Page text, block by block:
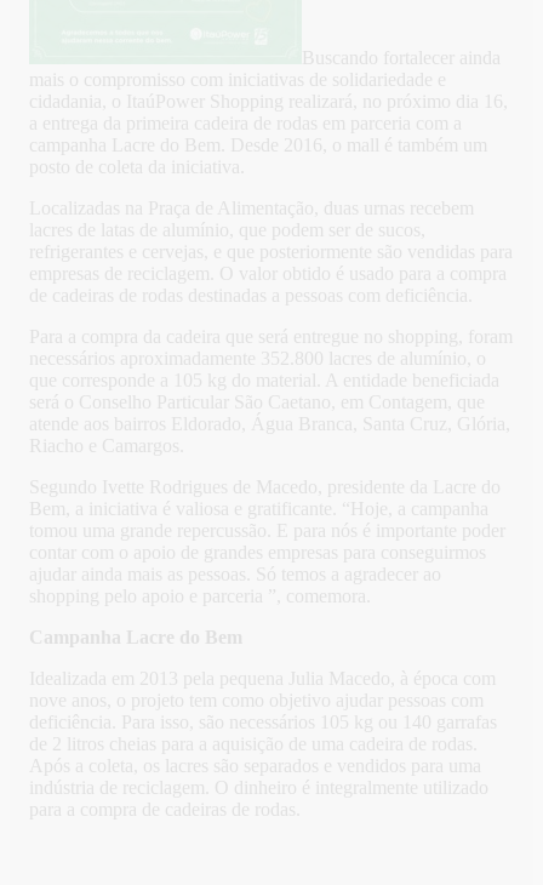
Buscando fortalecer ainda
mais o compromisso com iniciativas de solidariedade e
cidadania, o ItaúPower Shopping realizará, no próximo dia 16,
a entrega da primeira cadeira de rodas em parceria com a
campanha Lacre do Bem. Desde 2016, o mall é também um
posto de coleta da iniciativa.
Localizadas na Praça de Alimentação, duas urnas recebem
lacres de latas de alumínio, que podem ser de sucos,
refrigerantes e cervejas, e que posteriormente são vendidas para
empresas de reciclagem. O valor obtido é usado para a compra
de cadeiras de rodas destinadas a pessoas com deficiência.
Para a compra da cadeira que será entregue no shopping, foram
necessários aproximadamente 352.800 lacres de alumínio, o
que corresponde a 105 kg do material. A entidade beneficiada
será o Conselho Particular São Caetano, em Contagem, que
atende aos bairros Eldorado, Água Branca, Santa Cruz, Glória,
Riacho e Camargos.
Segundo Ivette Rodrigues de Macedo, presidente da Lacre do
Bem, a iniciativa é valiosa e gratificante. “Hoje, a campanha
tomou uma grande repercussão. E para nós é importante poder
contar com o apoio de grandes empresas para conseguirmos
ajudar ainda mais as pessoas. Só temos a agradecer ao
shopping pelo apoio e parceria ”, comemora.
Campanha Lacre do Bem
Idealizada em 2013 pela pequena Julia Macedo, à época com
nove anos, o projeto tem como objetivo ajudar pessoas com
deficiência. Para isso, são necessários 105 kg ou 140 garrafas
de 2 litros cheias para a aquisição de uma cadeira de rodas.
Após a coleta, os lacres são separados e vendidos para uma
indústria de reciclagem. O dinheiro é integralmente utilizado
para a compra de cadeiras de rodas.